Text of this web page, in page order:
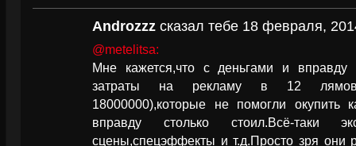
Androzzz сказал тебе 18 февраля,
@metelitsa:
Мне кажется,что с деньгами и вправду
затраты на рекламу в 12
18000000),которые не помогли окупить
вправду столько стоил.Всё-таки
сцены,спецэффекты и т.д.Просто зря они